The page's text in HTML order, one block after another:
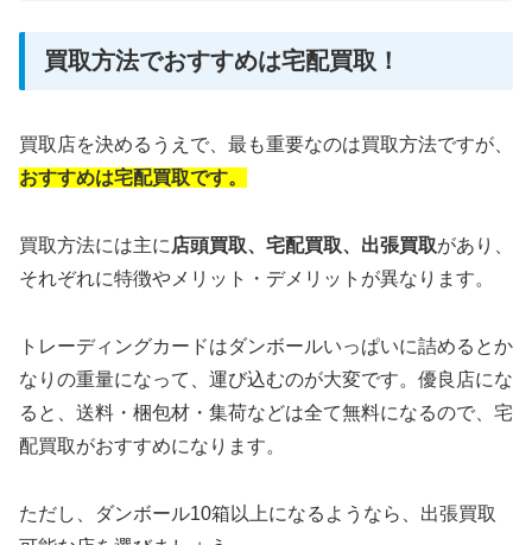
買取方法でおすすめは宅配買取！
買取店を決めるうえで、最も重要なのは買取方法ですが、
おすすめは宅配買取です。
買取方法には主に 店頭買取、 宅配買取、出張買取があり、
それぞれに特徴やメリット・デメリットが異なります。
トレーディングカードはダンボールいっぱいに詰めるとか
なりの重量になって、運び込むのが大変です。優良店にな
ると、送料・梱包材・集荷などは全て無料になるので、宅
配買取がおすすめになります。
ただし、ダンボール10箱以上になるようなら、出張買取